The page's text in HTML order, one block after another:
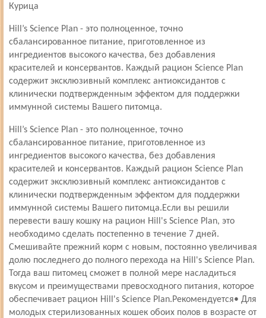
Курица
Hill’s Science Plan - это полноценное, точно
сбалансированное питание, приготовленное из
ингредиентов высокого качества, без добавления
красителей и консервантов. Каждый рацион Science Plan
содержит эксклюзивный комплекс антиоксидантов с
клинически подтвержденным эффектом для поддержки
иммунной системы Вашего питомца.
Hill’s Science Plan - это полноценное, точно
сбалансированное питание, приготовленное из
ингредиентов высокого качества, без добавления
красителей и консервантов. Каждый рацион Science Plan
содержит эксклюзивный комплекс антиоксидантов с
клинически подтвержденным эффектом для поддержки
иммунной системы Вашего питомца.Если вы решили
перевести вашу кошку на рацион Hill's Science Plan, это
необходимо сделать постепенно в течение 7 дней.
Смешивайте прежний корм с новым, постоянно увеличивая
долю последнего до полного перехода на Hill's Science Plan.
Тогда ваш питомец сможет в полной мере насладиться
вкусом и преимуществами превосходного питания, которое
обеспечивает рацион Hill's Science Plan.Рекомендуется• Для
молодых стерилизованных кошек обоих полов в возрасте от